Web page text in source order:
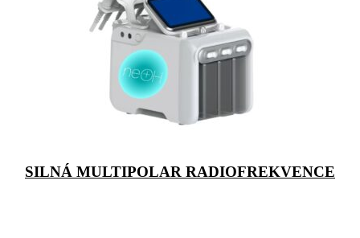
SILNÁ MULTIPOLAR RADIOFREKVENCE